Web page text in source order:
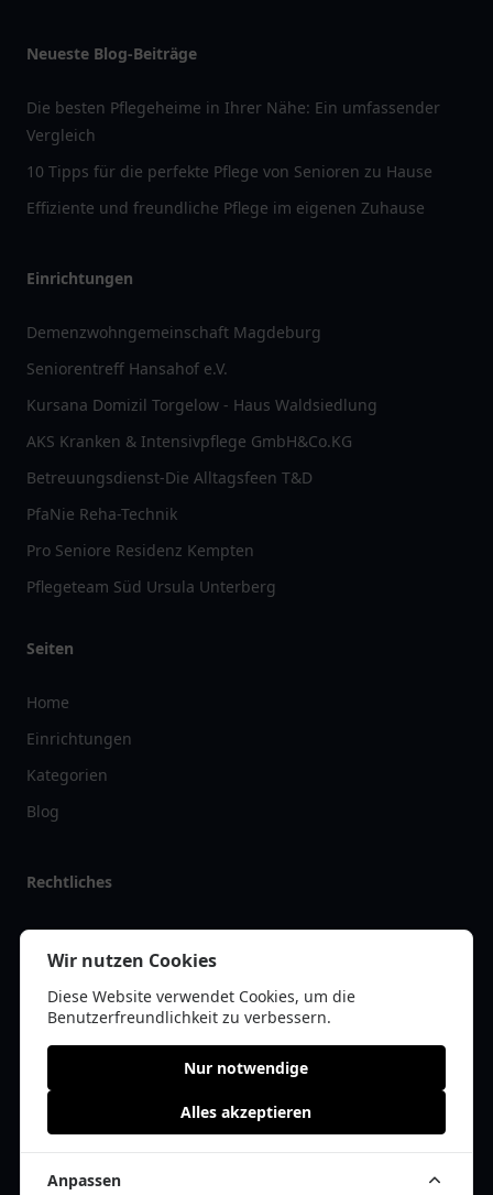
Neueste Blog-Beiträge
Die besten Pflegeheime in Ihrer Nähe: Ein umfassender
Vergleich
10 Tipps für die perfekte Pflege von Senioren zu Hause
Effiziente und freundliche Pflege im eigenen Zuhause
Einrichtungen
Demenzwohngemeinschaft Magdeburg
Seniorentreff Hansahof e.V.
Kursana Domizil Torgelow - Haus Waldsiedlung
AKS Kranken & Intensivpflege GmbH&Co.KG
Betreuungsdienst-Die Alltagsfeen T&D
PfaNie Reha-Technik
Pro Seniore Residenz Kempten
Pflegeteam Süd Ursula Unterberg
Seiten
Home
Einrichtungen
Kategorien
Blog
Rechtliches
Impressum
Datenschutz
Kontakt
© 2026 pflegelist.de | Alle Rechte vorbehalten | * =Affiliate-Links /
Cookie Einwilligung anpassen
Wir nutzen Cookies
Diese Website verwendet Cookies, um die
Benutzerfreundlichkeit zu verbessern.
Nur notwendige
Alles akzeptieren
Anpassen